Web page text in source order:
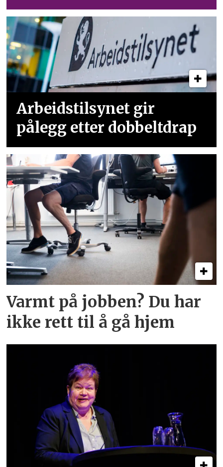
Arbeidstilsynet gir
pålegg etter dobbeltdrap
Varmt på jobben? Du har
ikke rett til å gå hjem